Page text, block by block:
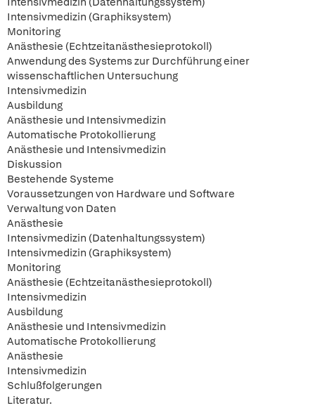
Intensivmedizin (Graphiksystem)
Monitoring
Anästhesie (Echtzeitanästhesieprotokoll)
Anwendung des Systems zur Durchführung einer
wissenschaftlichen Untersuchung
Intensivmedizin
Ausbildung
Anästhesie und Intensivmedizin
Automatische Protokollierung
Anästhesie und Intensivmedizin
Diskussion
Bestehende Systeme
Voraussetzungen von Hardware und Software
Verwaltung von Daten
Anästhesie
Intensivmedizin (Datenhaltungssystem)
Intensivmedizin (Graphiksystem)
Monitoring
Anästhesie (Echtzeitanästhesieprotokoll)
Intensivmedizin
Ausbildung
Anästhesie und Intensivmedizin
Automatische Protokollierung
Anästhesie
Intensivmedizin
Schlußfolgerungen
Literatur.